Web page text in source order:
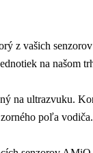
z vašich
na našom
na ultrazvuku.
poľa vodiča.